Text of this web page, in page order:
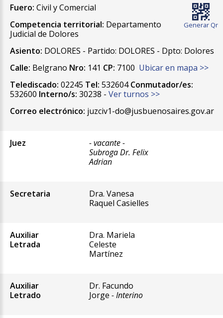
Generar Qr
Fuero: Civil y Comercial
Competencia territorial: Departamento
Judicial de Dolores
Asiento: DOLORES - Partido: DOLORES - Dpto: Dolores
Calle: Belgrano Nro: 141 CP: 7100 Ubicar en mapa >>
Telediscado: 02245 Tel: 532604Conmutador/es:
532600 Interno/s: 30238 - Ver turnos >>
Correo electrónico: juzciv1-do@jusbuenosaires.gov.ar
Juez
- vacante -
Subroga Dr. Felix
Adrian
Secretaria
Dra. Vanesa
Raquel Casielles
Auxiliar
Letrada
Dra. Mariela
Celeste
Martínez
Auxiliar
Letrado
Dr. Facundo
Jorge - Interino